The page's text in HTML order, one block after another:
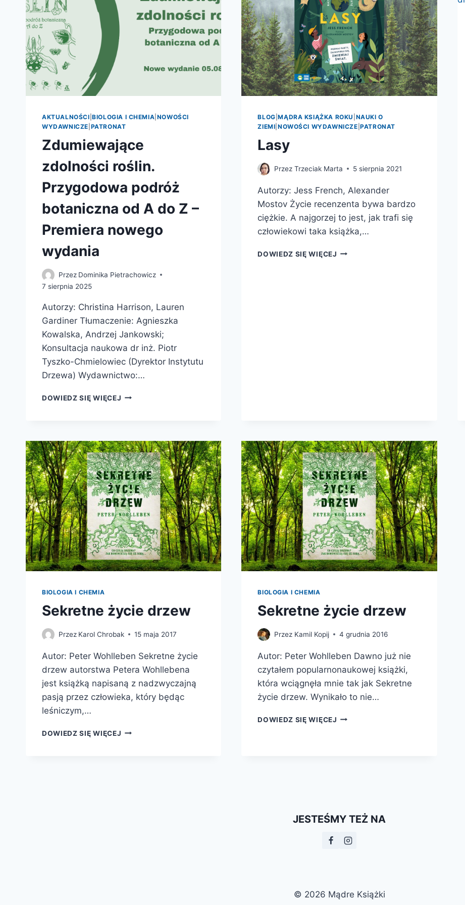
AKTUALNOŚCI |BIOLOGIA I CHEMIA NOWOŚCI
WYDAWNICZE PATRONAT
Zdumiewające
zdolności roślin.
Przygodowa podróż
botaniczna od A do Z –
Premiera nowego
wydania
Przez Dominika Pietrachowicz
7 sierpnia 2025
Autorzy: Christina Harrison, Lauren
Gardiner Tłumaczenie: Agnieszka
Kowalska, Andrzej Jankowski;
Konsultacja naukowa dr inż. Piotr
Tyszko-Chmielowiec (Dyrektor Instytutu
Drzewa) Wydawnictwo:…
DOWIEDZ SIĘ WIĘCEJ ZDUMIEWAJĄCE
BOTANICZNA
OD
A
DO
Z
–
PREMIERA
NOWEGO
WYDANIA
BLOG |MĄDRA KSIĄŻKA ROKU NAUKI O
ZIEMI NOWOŚCI WYDAWNICZE |PATRONAT
Lasy
Przez Trzeciak Marta 5 sierpnia 2021
Autorzy: Jess French, Alexander
Mostov Życie recenzenta bywa bardzo
ciężkie. A najgorzej to jest, jak trafi się
człowiekowi taka książka,…
DOWIEDZ SIĘ WIĘCEJ LASY
BIOLOGIA I CHEMIA
Sekretne życie drzew
Przez Karol Chrobak 15 maja 2017
Autor: Peter Wohlleben Sekretne życie
drzew autorstwa Petera Wohllebena
jest książką napisaną z nadzwyczajną
pasją przez człowieka, który będąc
leśniczym,…
DOWIEDZ SIĘ WIĘCEJ SEKRETNE
BIOLOGIA I CHEMIA
Sekretne życie drzew
Przez Kamil Kopij 4 grudnia 2016
Autor: Peter Wohlleben Dawno już nie
czytałem popularnonaukowej książki,
która wciągnęła mnie tak jak Sekretne
życie drzew. Wynikało to nie…
DOWIEDZ SIĘ WIĘCEJ SEKRETNE
JESTEŚMY TEŻ NA
© 2026 Mądre Książki